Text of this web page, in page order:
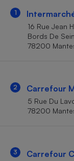
1
16 Rue Jean
Bords De
78200
2 Carrefour
5 Rue Du
78200
3 Carrefour